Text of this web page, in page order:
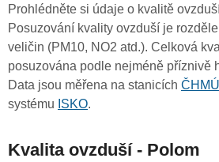
Prohlédněte si údaje o kvalitě
Posuzování kvality ovzduší je
veličin (PM10, NO2 atd.). Celková
posuzována podle nejméně příznivě
Data jsou měřena na stanicích ČHMÚ
systému ISKO.
Kvalita ovzduší - Polom